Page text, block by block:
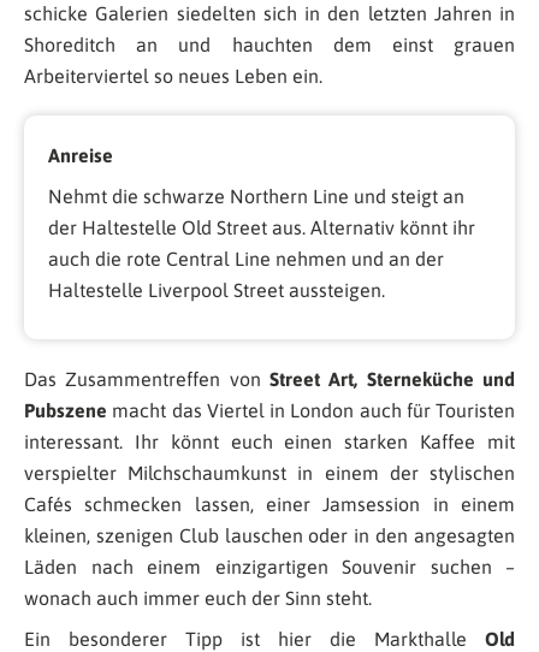
schicke Galerien siedelten sich in den letzten Jahren in
Shoreditch an und hauchten dem einst grauen
Arbeiterviertel so neues Leben ein.
Anreise
Nehmt die schwarze Northern Line und steigt an
der Haltestelle Old Street aus. Alternativ könnt ihr
auch die rote Central Line nehmen und an der
Haltestelle Liverpool Street aussteigen.
Das Zusammentreffen von Street Art, Sterneküche und
Pubszene macht das Viertel in London auch für Touristen
interessant. Ihr könnt euch einen starken Kaffee mit
verspielter Milchschaumkunst in einem der stylischen
Cafés schmecken lassen, einer Jamsession in einem
kleinen, szenigen Club lauschen oder in den angesagten
Läden nach einem einzigartigen Souvenir suchen –
wonach auch immer euch der Sinn steht.
Ein besonderer Tipp ist hier die Markthalle Old